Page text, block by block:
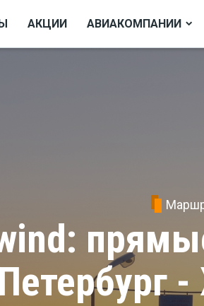
АКЦИИ АВИАКОМПАНИИ
Петербург